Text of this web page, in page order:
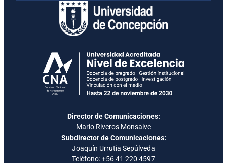
Director de Comunicaciones:
Mario Riveros Monsalve
Subdirector de Comunicaciones:
Joaquín Urrutia Sepúlveda
Teléfono:+56 41 220 4597